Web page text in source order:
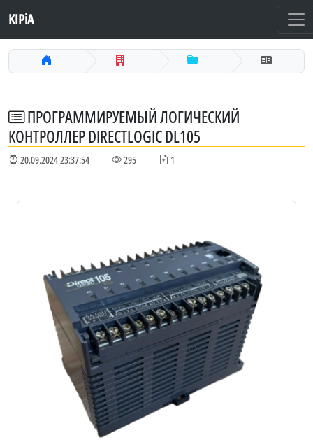
KIPiA
ПРОГРАММИРУЕМЫЙ ЛОГИЧЕСКИЙ
КОНТРОЛЛЕР DIRECTLOGIC DL105
20.09.2024 23:37:54 295 1